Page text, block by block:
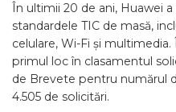
În ultimii 20 de ani, Huawei
standardele TIC de masă,
celulare, Wi-Fi și
primul loc în clasamentul
de Brevete pentru numărul
4.505 de solicitări.